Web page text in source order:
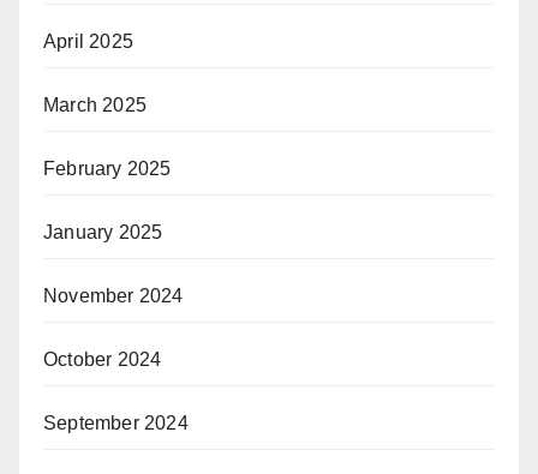
April 2025
March 2025
February 2025
January 2025
November 2024
October 2024
September 2024